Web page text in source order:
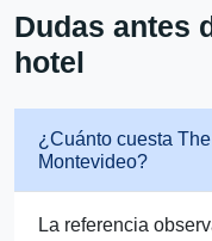
Dudas antes
hotel
¿Cuánto cuesta
Montevideo?
La referencia